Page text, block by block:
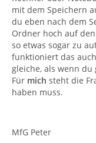
mit dem Speichern
du eben nach dem
Ordner hoch auf
so etwas sogar zu
funktioniert das
gleiche, als wenn du
Für mich steht die
haben muss.
MfG Peter